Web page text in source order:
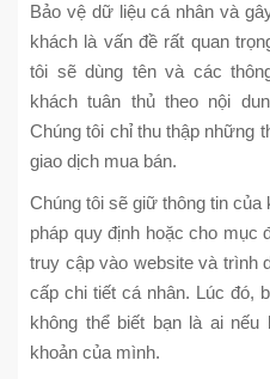
Bảo vệ dữ liệu cá nhân và
khách là vấn đề rất quan
tôi sẽ dùng tên và các
khách tuân thủ theo nội
Chúng tôi chỉ thu thập những
giao dịch mua bán.
Chúng tôi sẽ giữ thông tin của
pháp quy định hoặc cho mục
truy cập vào website và trình
cấp chi tiết cá nhân. Lúc đó,
không thể biết bạn là ai nếu
khoản của mình.